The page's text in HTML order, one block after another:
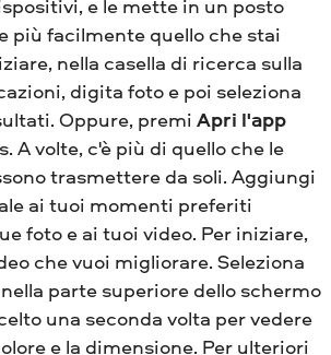
e le mette in un posto
più facilmente quello che stai
nella casella di ricerca sulla
digita foto e poi seleziona
Oppure, premi Apri l'app
A volte, c'è più di quello che le
trasmettere da soli. Aggiungi
ai tuoi momenti preferiti
foto e ai tuoi video. Per iniziare,
che vuoi migliorare. Seleziona
nella parte superiore dello schermo
una seconda volta per vedere
e la dimensione. Per ulteriori